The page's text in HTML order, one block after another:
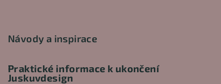
Návody a inspirace
Praktické informace k ukončení
Juskuvdesign